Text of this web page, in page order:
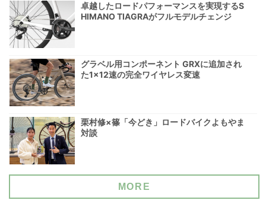
卓越したロードパフォーマンスを実現するS
HIMANO TIAGRAがフルモデルチェンジ
グラベル用コンポーネント GRXに追加され
た1×12速の完全ワイヤレス変速
栗村修×篠「今どき」ロードバイクよもやま
対談
MORE